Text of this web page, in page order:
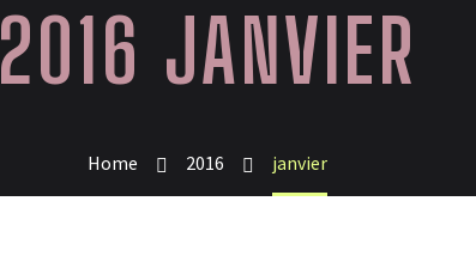
2016 JANVIER
Home 2016 janvier